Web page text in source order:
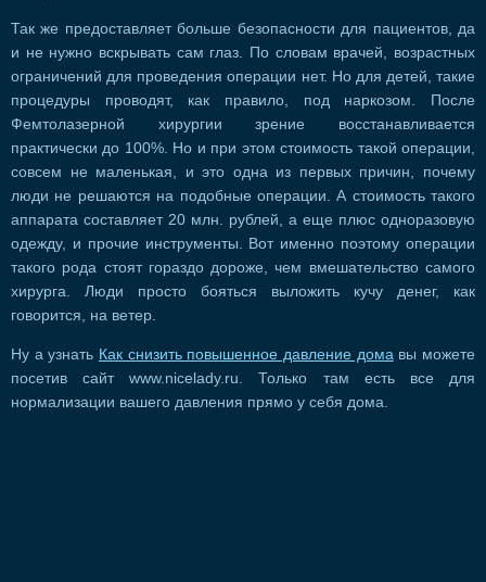
Так же предоставляет больше безопасности для пациентов, да
и не нужно вскрывать сам глаз. По словам врачей, возрастных
ограничений для проведения операции нет. Но для детей, такие
процедуры проводят, как правило, под наркозом. После
Фемтолазерной хирургии зрение восстанавливается
практически до 100%. Но и при этом стоимость такой операции,
совсем не маленькая, и это одна из первых причин, почему
люди не решаются на подобные операции. А стоимость такого
аппарата составляет 20 млн. рублей, а еще плюс одноразовую
одежду, и прочие инструменты. Вот именно поэтому операции
такого рода стоят гораздо дороже, чем вмешательство самого
хирурга. Люди просто бояться выложить кучу денег, как
говорится, на ветер.
Ну а узнать Как снизить повышенное давление дома вы можете
посетив сайт www.nicelady.ru. Только там есть все для
нормализации вашего давления прямо у себя дома.